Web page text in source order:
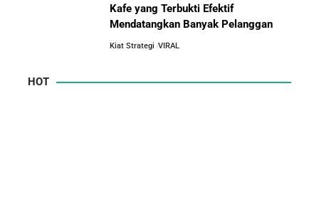
Kafe yang Terbukti Efektif
Mendatangkan Banyak Pelanggan
Kiat Strategi VIRAL
HOT